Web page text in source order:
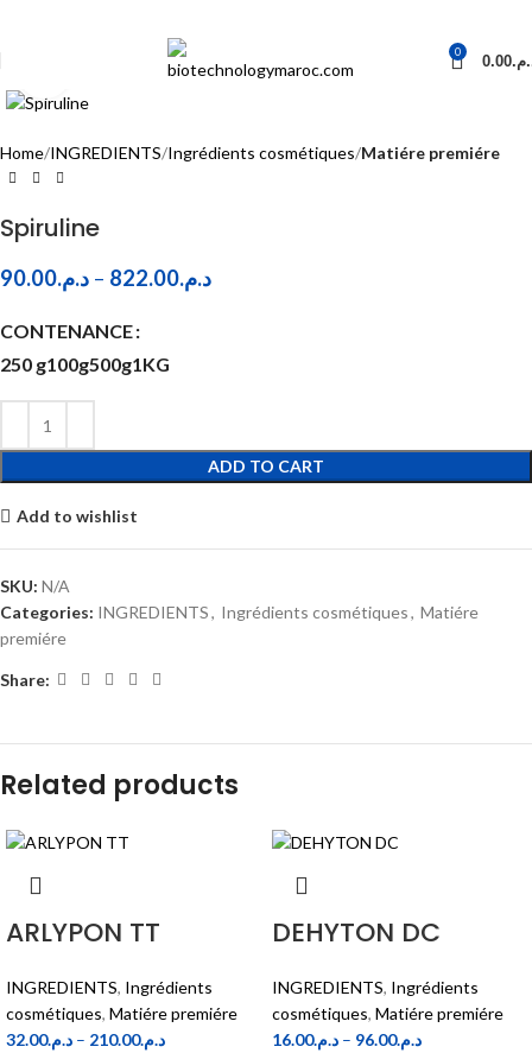
0 0.00
Click to enlarge
Home INGREDIENTS Ingrédients cosmétiques Matiére premiére
Spiruline
د.م.90.00 – د.م.822.00
CONTENANCE
250 g100g500g1KG
ADD TO CART
Add to wishlist
SKU: N/A
Categories: INGREDIENTS, Ingrédients cosmétiques, Matiére
premiére
Share:
Related products
ARLYPON TT
INGREDIENTS, Ingrédients
cosmétiques, Matiére premiére
د.م.32.00 – د.م.210.00
DEHYTON DC
INGREDIENTS, Ingrédients
cosmétiques, Matiére premiére
د.م.16.00 – د.م.96.00